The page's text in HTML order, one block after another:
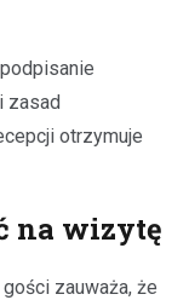
zasad
otrzymuje
na wizytę
zauważa, że